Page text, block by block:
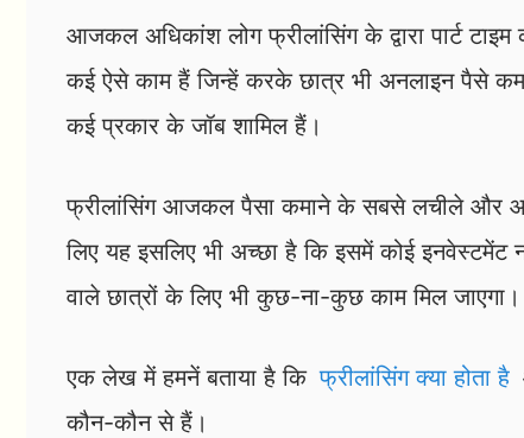
आजकल अधिकांश लोग फ्रीलांसिंग के द्वारा पार्ट
कई ऐसे काम हैं जिन्हें करके छात्र भी अनलाइन पैसे
कई प्रकार के जॉब शामिल हैं।
फ्रीलांसिंग आजकल पैसा कमाने के सबसे लचीले और
लिए यह इसलिए भी अच्छा है कि इसमें कोई इनवेस्टमेंट
वाले छात्रों के लिए भी कुछ-ना-कुछ काम मिल जाएगा।
एक लेख में हमनें बताया है कि फ्रीलांसिंग क्या होता है
कौन-कौन से हैं।